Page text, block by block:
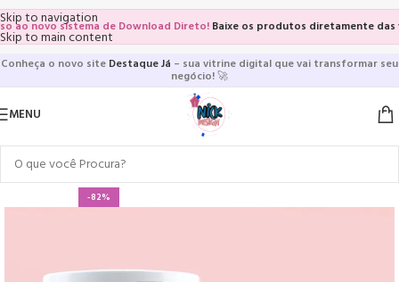
Skip to navigation
Skip to main content
novo sistema de Download Direto!Baixe os produtos diretamente das
Conheça o novo site Destaque Já – sua vitrine digital que vai transformar seu
negócio!🚀
MENU
-82%